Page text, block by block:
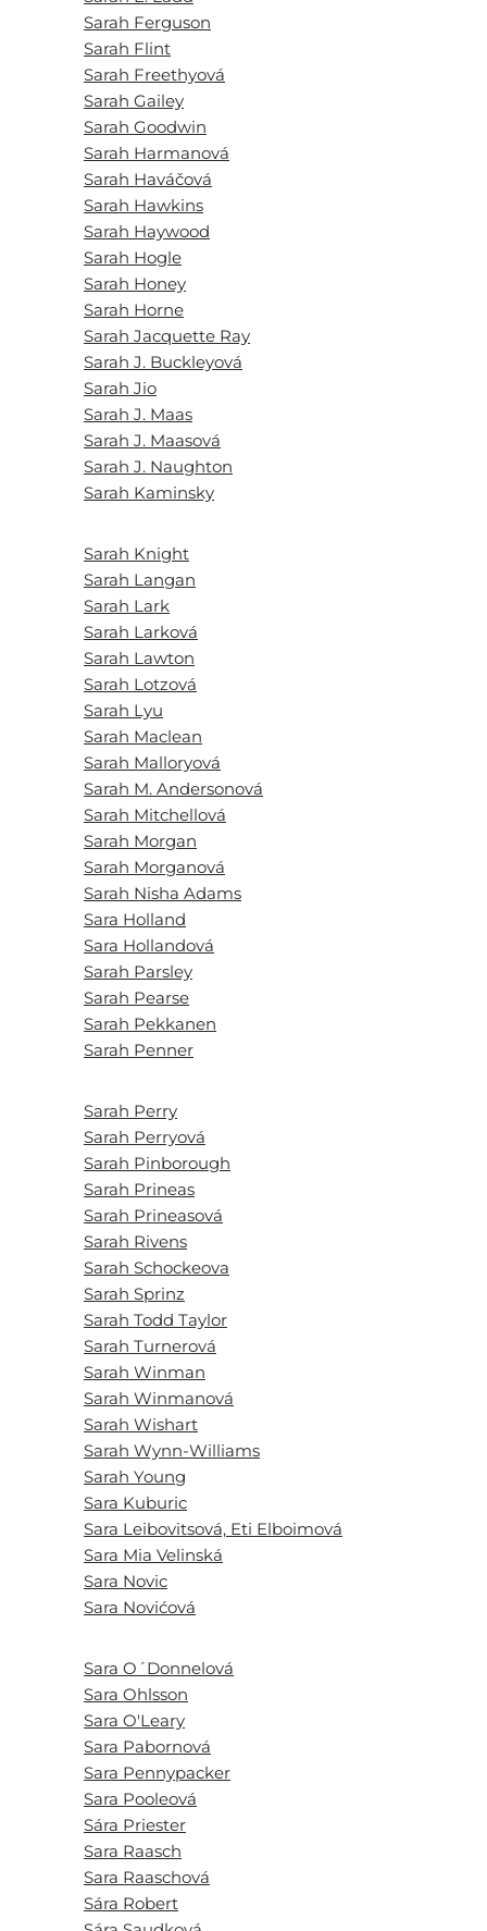
Sarah Ferguson
Sarah Flint
Sarah Freethyová
Sarah Gailey
Sarah Goodwin
Sarah Harmanová
Sarah Haváčová
Sarah Hawkins
Sarah Haywood
Sarah Hogle
Sarah Honey
Sarah Horne
Sarah Jacquette Ray
Sarah J. Buckleyová
Sarah Jio
Sarah J. Maas
Sarah J. Maasová
Sarah J. Naughton
Sarah Kaminsky
Sarah Knight
Sarah Langan
Sarah Lark
Sarah Larková
Sarah Lawton
Sarah Lotzová
Sarah Lyu
Sarah Maclean
Sarah Malloryová
Sarah M. Andersonová
Sarah Mitchellová
Sarah Morgan
Sarah Morganová
Sarah Nisha Adams
Sara Holland
Sara Hollandová
Sarah Parsley
Sarah Pearse
Sarah Pekkanen
Sarah Penner
Sarah Perry
Sarah Perryová
Sarah Pinborough
Sarah Prineas
Sarah Prineasová
Sarah Rivens
Sarah Schockeova
Sarah Sprinz
Sarah Todd Taylor
Sarah Turnerová
Sarah Winman
Sarah Winmanová
Sarah Wishart
Sarah Wynn-Williams
Sarah Young
Sara Kuburic
Sara Leibovitsová, Eti Elboimová
Sara Mia Velinská
Sara Novic
Sara Novićová
Sara O´Donnelová
Sara Ohlsson
Sara O'Leary
Sara Pabornová
Sara Pennypacker
Sara Pooleová
Sára Priester
Sara Raasch
Sara Raaschová
Sára Robert